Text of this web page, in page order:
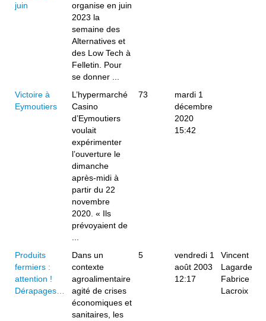
juin
organise en juin
2023 la
semaine des
Alternatives et
des Low Tech à
Felletin. Pour
se donner ...
Victoire à
Eymoutiers
L’hypermarché
Casino
d’Eymoutiers
voulait
expérimenter
l’ouverture le
dimanche
après-midi à
partir du 22
novembre
2020. « Ils
prévoyaient de
73
mardi 1
décembre
2020
15:42
Produits
fermiers :
attention !
Dérapages…
Dans un
contexte
agroalimentaire
agité de crises
économiques et
sanitaires, les
5
vendredi 1
août 2003
12:17
Vincent
Lagarde
Fabrice
Lacroix